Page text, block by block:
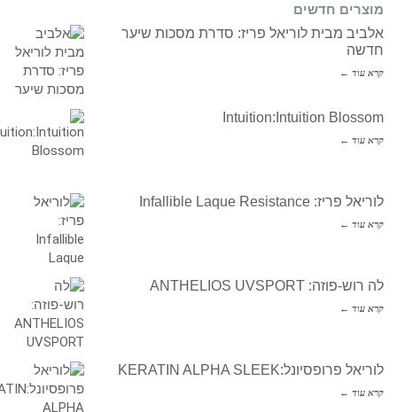
מוצרים חדשים
אלביב מבית לוריאל פריז: סדרת מסכות שיער
חדשה
קרא עוד ←
Intuition:Intuition Blossom
קרא עוד ←
לוריאל פריז: Infallible Laque Resistance
קרא עוד ←
לה רוש-פוזה: ANTHELIOS UVSPORT
קרא עוד ←
לוריאל פרופסיונל:KERATIN ALPHA SLEEK
קרא עוד ←